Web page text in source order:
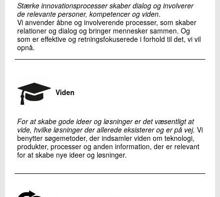
Stærke innovationsprocesser skaber dialog og involverer
de relevante personer, kompetencer og viden.
Vi anvender åbne og involverende processer, som skaber
relationer og dialog og bringer mennesker sammen. Og
som er effektive og retningsfokuserede i forhold til det, vi vil
opnå.
Viden
For at skabe gode ideer og løsninger er det væsentligt at
vide, hvilke løsninger der allerede eksisterer og er på vej. Vi
benytter søgemetoder, der indsamler viden om teknologi,
produkter, processer og anden information, der er relevant
for at skabe nye ideer og løsninger.